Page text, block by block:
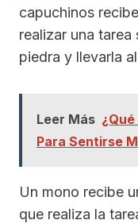
capuchinos
realizar una
piedra y llevarla
Leer Más
Para Sentirse
Un mono recibe
que realiza la